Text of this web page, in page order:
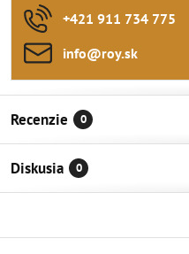
+421 911 734 775
info​@roy​.sk
Recenzie 0
Diskusia 0